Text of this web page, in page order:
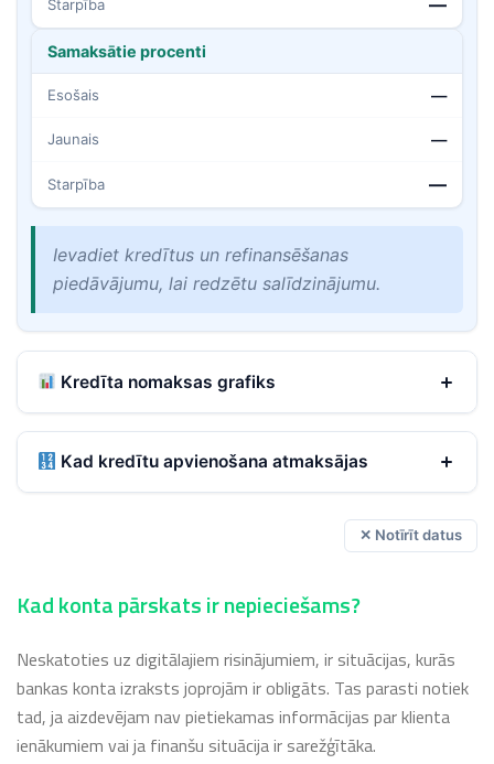
Starpība
Samaksātie procenti
Esošais —
Jaunais —
Starpība —
Ievadiet kredītus un refinansēšanas
piedāvājumu, lai redzētu salīdzinājumu.
Kredīta nomaksas grafiks
Kad kredītu apvienošana atmaksājas
✕ Notīrīt datus
Kad konta pārskats ir nepieciešams?
Neskatoties uz digitālajiem risinājumiem, ir situācijas, kurās
bankas konta izraksts joprojām ir obligāts. Tas parasti notiek
tad, ja aizdevējam nav pietiekamas informācijas par klienta
ienākumiem vai ja finanšu situācija ir sarežģītāka.